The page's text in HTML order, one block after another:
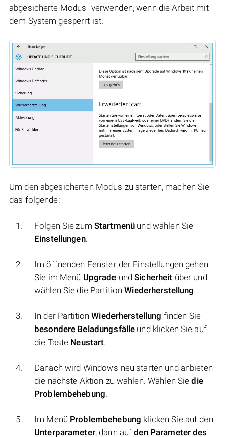
abgesicherte Modus" verwenden, wenn die Arbeit mit
dem System gesperrt ist.
Um den abgesicherten Modus zu starten, machen Sie
das folgende:
Folgen Sie zum Startmenü und wählen Sie
Einstellungen.
Im öffnenden Fenster der Einstellungen gehen
Sie im Menü Upgrade undSicherheit über und
wählen Sie die PartitionWiederherstellung.
In der PartitionWiederherstellung finden Sie
besondere Beladungsfälle und klicken Sie auf
die Taste Neustart.
Danach wird Windows neu starten und anbieten
die nächste Aktion zu wählen. Wählen Siedie
Problembehebung.
Im Menü Problembehebung klicken Sie auf den
Unterparameter, dann aufden Parameter des